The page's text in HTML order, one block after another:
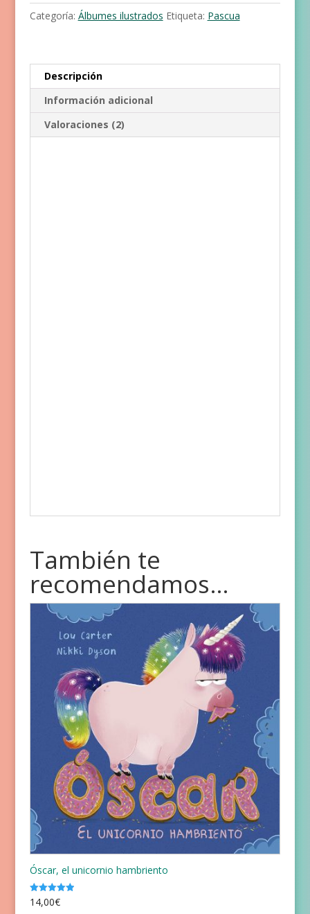
Pascua
cantidad
Categoría: Álbumes ilustrados Etiqueta: Pascua
Descripción
Información adicional
Valoraciones (2)
También te
recomendamos…
Óscar, el unicornio hambriento
Valorado
con
14,00€